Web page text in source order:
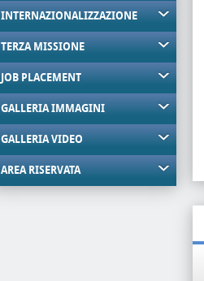
INTERNAZIONALIZZAZIONE
TERZA MISSIONE
JOB PLACEMENT
GALLERIA IMMAGINI
GALLERIA VIDEO
AREA RISERVATA